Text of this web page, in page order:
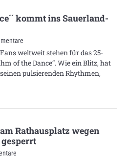
kommt ins Sauerland-
weltweit stehen für das 25-
of the Dance“. Wie ein Blitz, hat
pulsierenden Rhythmen,
Rathausplatz wegen